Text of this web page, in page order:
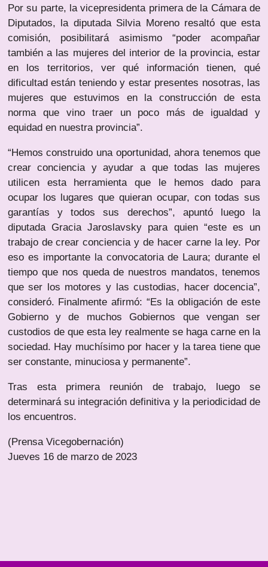
Por su parte, la vicepresidenta primera de la Cámara de
Diputados, la diputada Silvia Moreno resaltó que esta
comisión, posibilitará asimismo “poder acompañar
también a las mujeres del interior de la provincia, estar
en los territorios, ver qué información tienen, qué
dificultad están teniendo y estar presentes nosotras, las
mujeres que estuvimos en la construcción de esta
norma que vino traer un poco más de igualdad y
equidad en nuestra provincia”.
“Hemos construido una oportunidad, ahora tenemos que
crear conciencia y ayudar a que todas las mujeres
utilicen esta herramienta que le hemos dado para
ocupar los lugares que quieran ocupar, con todas sus
garantías y todos sus derechos”, apuntó luego la
diputada Gracia Jaroslavsky para quien “este es un
trabajo de crear conciencia y de hacer carne la ley. Por
eso es importante la convocatoria de Laura; durante el
tiempo que nos queda de nuestros mandatos, tenemos
que ser los motores y las custodias, hacer docencia”,
consideró. Finalmente afirmó: “Es la obligación de este
Gobierno y de muchos Gobiernos que vengan ser
custodios de que esta ley realmente se haga carne en la
sociedad. Hay muchísimo por hacer y la tarea tiene que
ser constante, minuciosa y permanente”.
Tras esta primera reunión de trabajo, luego se
determinará su integración definitiva y la periodicidad de
los encuentros.
(Prensa Vicegobernación)
Jueves 16 de marzo de 2023